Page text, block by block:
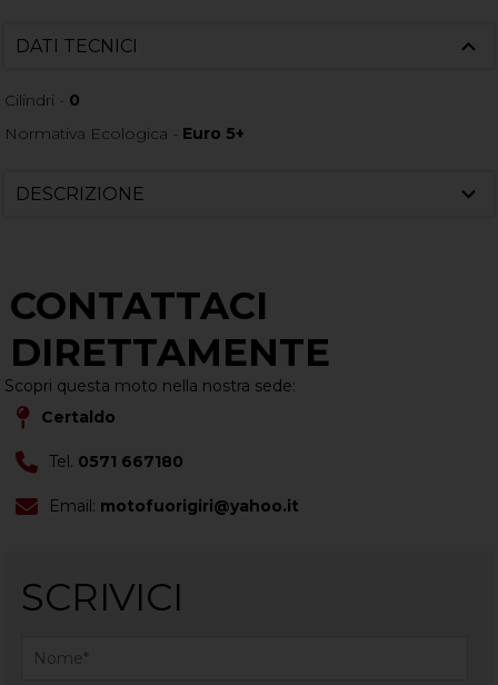
DATI TECNICI
Cilindri - 0
Normativa Ecologica - Euro 5+
DESCRIZIONE
CONTATTACI
DIRETTAMENTE
Scopri questa moto nella nostra sede:
Certaldo
Tel. 0571 667180
Email: motofuorigiri@yahoo.it
SCRIVICI